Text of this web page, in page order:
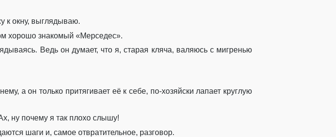
Глава 22
Глава 23
Глава 25
Эпилог
к окну, выглядываю.
хорошо знакомый «Мерседес».
Ведь он думает, что я, старая кляча, валяюсь с мигренью
а он только притягивает её к себе, по-хозяйски лапает круглую
ну почему я так плохо слышу!
шаги и, самое отвратительное, разговор.